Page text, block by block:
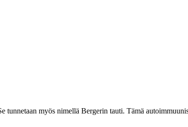
myös nimellä Bergerin tauti. Tämä